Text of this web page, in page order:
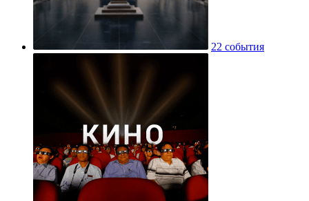
22 события